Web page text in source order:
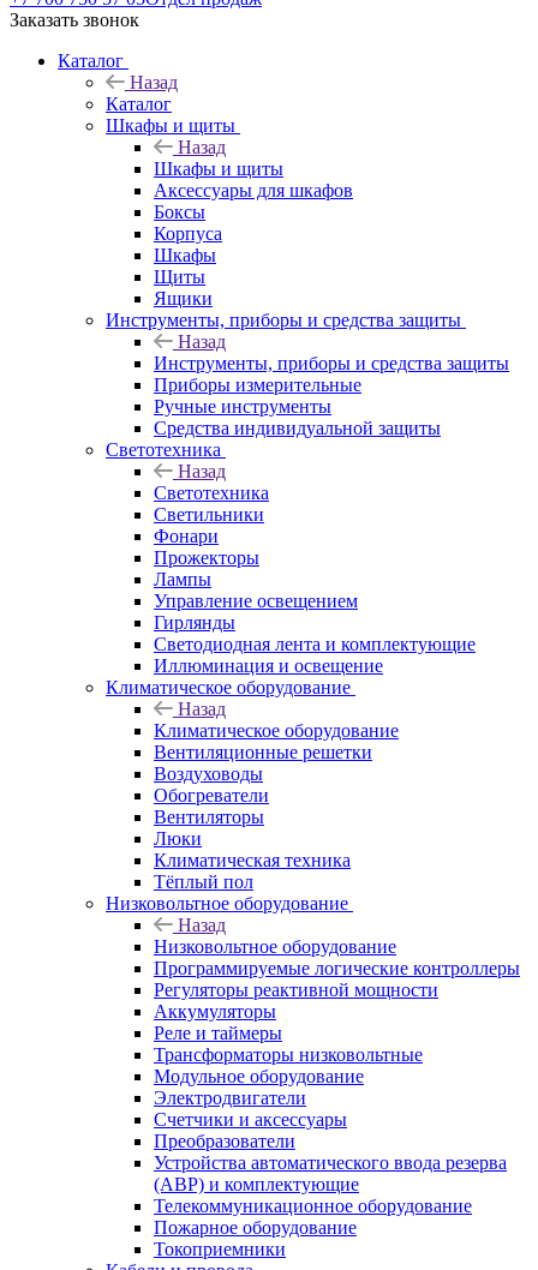
Заказать звонок
Каталог
Назад
Каталог
Шкафы и щиты
Назад
Шкафы и щиты
Аксессуары для шкафов
Боксы
Корпуса
Шкафы
Щиты
Ящики
Инструменты, приборы и средства защиты
Назад
Инструменты, приборы и средства защиты
Приборы измерительные
Ручные инструменты
Средства индивидуальной защиты
Светотехника
Назад
Светотехника
Светильники
Фонари
Прожекторы
Лампы
Управление освещением
Гирлянды
Светодиодная лента и комплектующие
Иллюминация и освещение
Климатическое оборудование
Назад
Климатическое оборудование
Вентиляционные решетки
Воздуховоды
Обогреватели
Вентиляторы
Люки
Климатическая техника
Тёплый пол
Низковольтное оборудование
Назад
Низковольтное оборудование
Программируемые логические контроллеры
Регуляторы реактивной мощности
Аккумуляторы
Реле и таймеры
Трансформаторы низковольтные
Модульное оборудование
Электродвигатели
Счетчики и аксессуары
Преобразователи
Устройства автоматического ввода резерва
(АВР) и комплектующие
Телекоммуникационное оборудование
Пожарное оборудование
Токоприемники